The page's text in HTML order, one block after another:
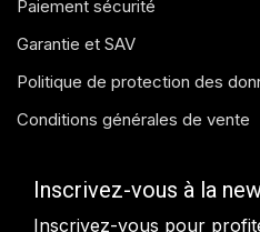
Paiement sécurité
Garantie et SAV
Politique de protection des
Conditions générales de vente
Inscrivez-vous à la
Inscrivez-vous pour